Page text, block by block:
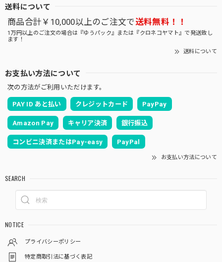
送料について
商品合計￥10,000以上のご注文で送料無料！！
1万円以上のご注文の場合は『ゆうパック』または『クロネコヤマト』で発送致し
ます！
送料について
お支払い方法について
次の方法がご利用いただけます。
PAY ID あと払い クレジットカード PayPay
Amazon Pay キャリア決済 銀行振込
コンビニ決済またはPay-easy PayPal
お支払い方法について
SEARCH
NOTICE
プライバシーポリシー
特定商取引法に基づく表記